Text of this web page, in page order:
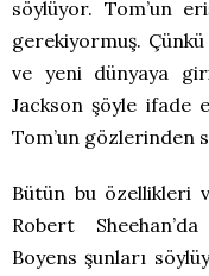
söylüyor. Tom’un
gerekiyormuş.
ve yeni dünyaya
Jackson şöyle ifade
Tom’un gözlerinden
Bütün bu özellikleri
Robert
Boyens şunları